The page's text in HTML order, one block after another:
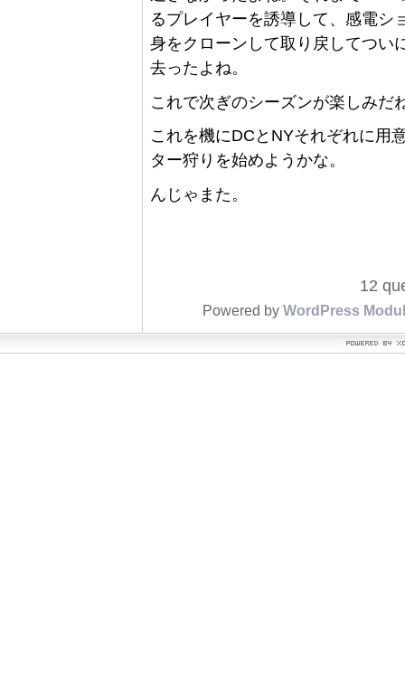
るプレイヤーを誘導して、感電シ
身をクローンして取り戻してつい
去ったよね。
これで次ぎのシーズンが楽しみだ
これを機にDCとNYそれぞれに用
ター狩りを始めようかな。
んじゃまた。
12
Powered by WordPress